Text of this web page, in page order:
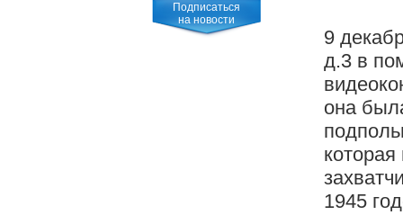
9
д.3 в
она
1945
Подписаться
на новости